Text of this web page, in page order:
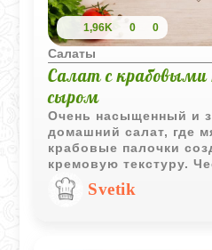
1,96K 0 0
Салаты
Салат с
сыром
Очень насыщенный и
домашний салат, где
крабовые палочки
кремовую текстуру.
ярче, а после
салат становится
Svetik